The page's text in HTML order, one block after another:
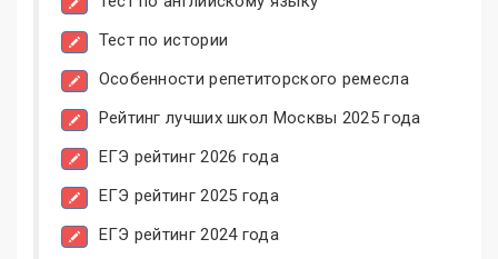
Тест по истории
Особенности репетиторского ремесла
Рейтинг лучших школ Москвы 2025 года
ЕГЭ рейтинг 2026 года
ЕГЭ рейтинг 2025 года
ЕГЭ рейтинг 2024 года